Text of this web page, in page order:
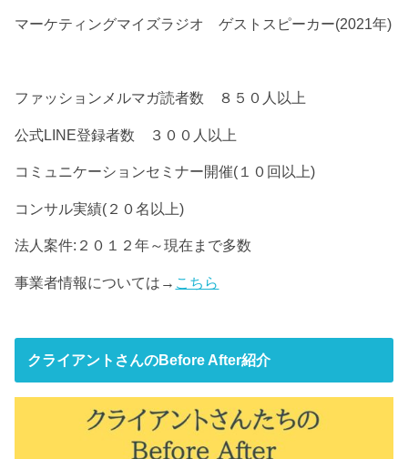
マーケティングマイズラジオ ゲストスピーカー(2021年)
ファッションメルマガ読者数 ８５０人以上
公式LINE登録者数 ３００人以上
コミュニケーションセミナー開催(１０回以上)
コンサル実績(２０名以上)
法人案件:２０１２年～現在まで多数
事業者情報については→ こちら
クライアントさんのBefore After紹介